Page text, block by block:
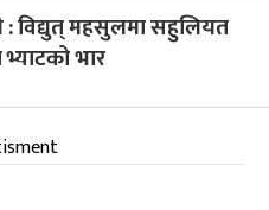
: विद्युत् महसुलमा सहुलियत
भार